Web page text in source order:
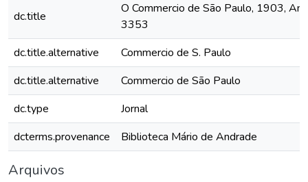
dc.title
O Commercio de São Paulo, 1903,
3353
dc.title.alternative
Commercio de S. Paulo
dc.title.alternative
Commercio de São Paulo
dc.type
Jornal
dcterms.provenance
Biblioteca Mário de Andrade
Arquivos